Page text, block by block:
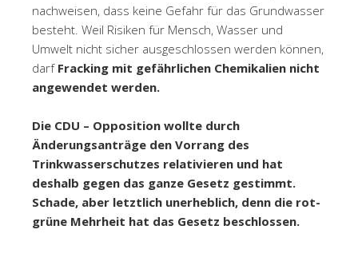
nachweisen, dass keine Gefahr für das Grundwasser
besteht. Weil Risiken für Mensch, Wasser und
Umwelt nicht sicher ausgeschlossen werden können,
darfFracking mit gefährlichen Chemikalien nicht
angewendet werden.
Die CDU – Opposition wollte durch
Änderungsanträge den Vorrang des
Trinkwasserschutzes relativieren und hat
deshalb gegen das ganze Gesetz gestimmt.
Schade, aber letztlich unerheblich, denn die rot-
grüne Mehrheit hat das Gesetz beschlossen.